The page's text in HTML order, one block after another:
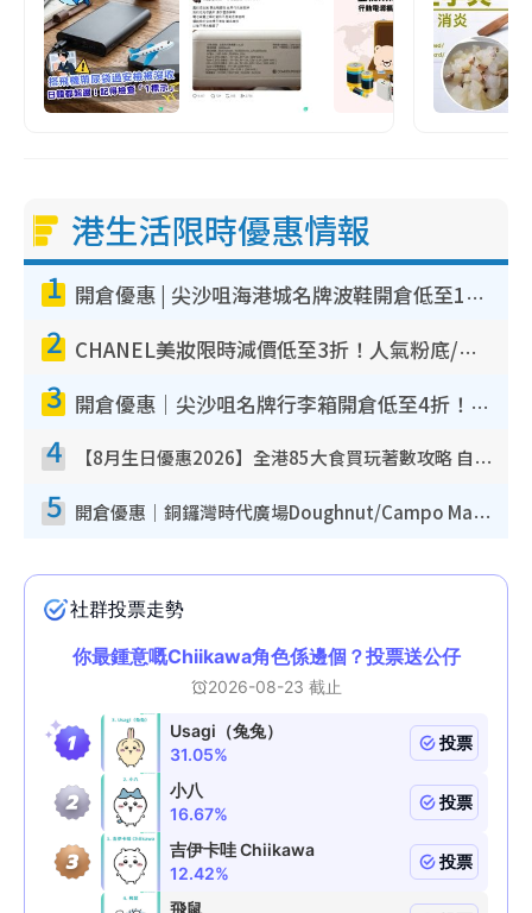
港生活限時優惠情報
1 開倉優惠 | 尖沙咀海港城名牌波鞋開倉低至1折！On鞋$899起／Joy&Peace鞋履$98起
2 CHANEL美妝限時減價低至3折！人氣粉底/唇膏/精華液低至$275！COCO香水都有平
3 開倉優惠｜尖沙咀名牌行李箱開倉低至4折！一連5日 American Tourister/ace./Hallmark $200起！
4 【8月生日優惠2026】全港85大食買玩著數攻略 自助餐/火鍋放題同行免費＋誠品/DONKI送現金券
5 開倉優惠｜銅鑼灣時代廣場Doughnut/Campo Marzio開倉低至1折！背囊、書包、手袋劈價$200起